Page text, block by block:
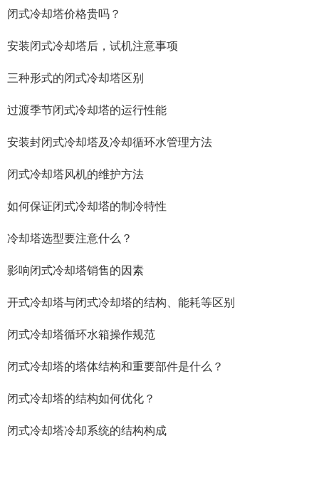
闭式冷却塔价格贵吗？
安装闭式冷却塔后，试机注意事项
三种形式的闭式冷却塔区别
过渡季节闭式冷却塔的运行性能
安装封闭式冷却塔及冷却循环水管理方法
闭式冷却塔风机的维护方法
如何保证闭式冷却塔的制冷特性
冷却塔选型要注意什么？
影响闭式冷却塔销售的因素
开式冷却塔与闭式冷却塔的结构、能耗等区别
闭式冷却塔循环水箱操作规范
闭式冷却塔的塔体结构和重要部件是什么？
闭式冷却塔的结构如何优化？
闭式冷却塔冷却系统的结构构成